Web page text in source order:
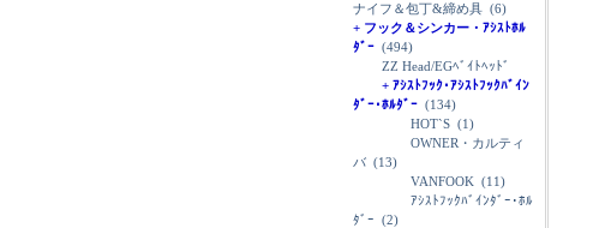
ナイフ＆包丁&締め具 (6)
+ フック＆シンカー・ｱｼｽﾄﾎﾙ
ﾀﾞｰ (494)
ZZ Head/EGﾍﾞｲﾄﾍｯﾄﾞ
+ ｱｼｽﾄﾌｯｸ･ｱｼｽﾄﾌｯｸﾊﾞｲﾝ
ﾀﾞｰ･ﾎﾙﾀﾞｰ (134)
HOT`S (1)
OWNER・カルティ
バ (13)
VANFOOK (11)
ｱｼｽﾄﾌｯｸﾊﾞｲﾝﾀﾞｰ･ﾎﾙ
ﾀﾞｰ (2)